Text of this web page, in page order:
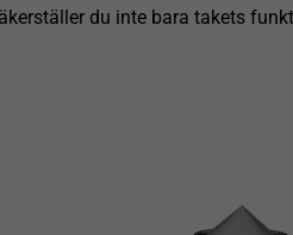
du inte bara takets